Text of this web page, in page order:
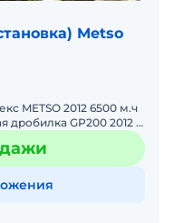
Metso
METSO 2012 6500 м.ч
дробилка GP200 2012 г.
Обезвоживающе